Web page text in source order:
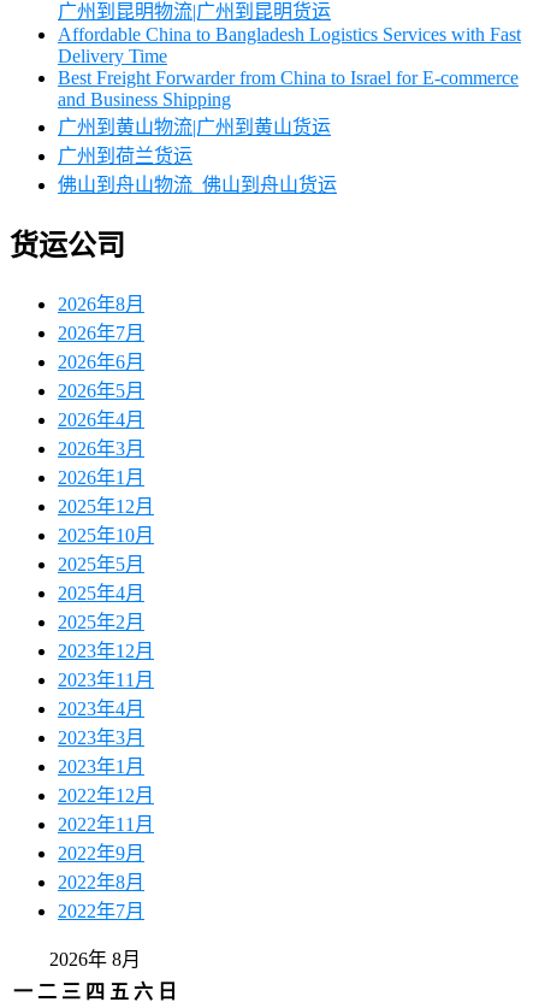
广州到昆明物流|广州到昆明货运
Affordable China to Bangladesh Logistics Services with Fast
Delivery Time
Best Freight Forwarder from China to Israel for E-commerce
and Business Shipping
广州到黄山物流|广州到黄山货运
广州到荷兰货运
佛山到舟山物流_佛山到舟山货运
货运公司
2026年8月
2026年7月
2026年6月
2026年5月
2026年4月
2026年3月
2026年1月
2025年12月
2025年10月
2025年5月
2025年4月
2025年2月
2023年12月
2023年11月
2023年4月
2023年3月
2023年1月
2022年12月
2022年11月
2022年9月
2022年8月
2022年7月
2026年 8月
一 二 三 四 五 六 日